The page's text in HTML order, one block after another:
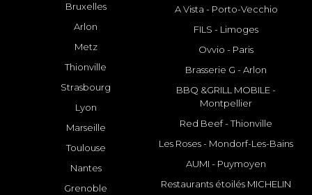
Bruxelles
Arlon
Metz
Thionville
Strasbourg
Lyon
Marseille
Toulouse
Nantes
Grenoble
A Vista - Porto-Vecchio
FILS - Limoges
Ovvio - Paris
Brasserie G - Arlon
BBQ &GRILL MOBILE -
Montpellier
Red Beef - Thionville
Les Roses - Mondorf-Les-Bains
AUMI - Puymoyen
Restaurants étoilés MICHELIN